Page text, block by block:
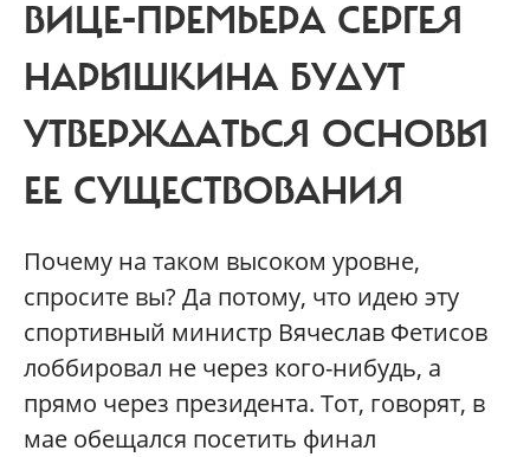
ВИЦЕ-ПРЕМЬЕРА СЕРГЕЯ
НАРЫШКИНА БУДУТ
УТВЕРЖДАТЬСЯ ОСНОВЫ
ЕЕ СУЩЕСТВОВАНИЯ
Почему на таком высоком уровне,
спросите вы? Да потому, что идею эту
спортивный министр Вячеслав Фетисов
лоббировал не через кого-нибудь, а
прямо через президента. Тот, говорят, в
мае обещался посетить финал